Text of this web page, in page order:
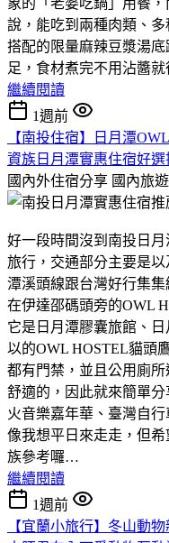
說，能吃到兩種肉類、
搭配的限量麻辣豆漿湯
足，食材煮完不用沾醬就
繼續閱讀
1週前
【南投住宿】日月潭
資族日月潭實惠住宿好選
國內外住宿分享 國內旅遊
好一段時間沒到南投日
旅行，交通部分主要是
潭溪頭線跟台灣好行集
在伊達邵碼頭旁的OWL
它是日月潭膠囊旅館、
以的OWL HOSTEL貓頭
都有門禁，並且公用廁
舒適的，因此就來簡單
火音樂嘉年華、臺灣自
像我想平日來走走，但
族參考囉…
繼續閱讀
1週前
【宜蘭小旅行】冬山動